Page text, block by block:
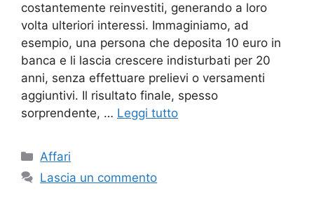
costantemente reinvestiti, generando a loro
volta ulteriori interessi. Immaginiamo, ad
esempio, una persona che deposita 10 euro in
banca e li lascia crescere indisturbati per 20
anni, senza effettuare prelievi o versamenti
aggiuntivi. Il risultato finale, spesso
sorprendente, … Leggi tutto
Categorie
Affari
Lascia un commento